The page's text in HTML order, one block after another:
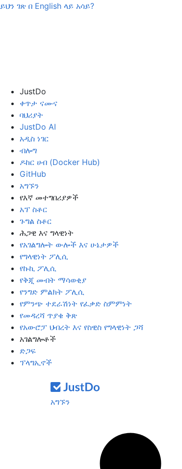
ይህን ገጽ በ English ላይ አሳይ?
JustDo
ቀጥታ ናሙና
ባህሪያት
JustDo AI
አዲስ ነገር
ብሎግ
ዶከር ሀብ (Docker Hub)
GitHub
አግኙን
የእኛ መተግበሪያዎች
አፕ ስቶር
ጉግል ስቶር
ሕጋዊ እና ግላዊነት
የአገልግሎት ውሎች እና ሁኔታዎች
የግላዊነት ፖሊሲ
የኩኪ ፖሊሲ
የቅጂ መብት ማሳወቂያ
የንግድ ምልክት ፖሊሲ
የምንጭ ተደራሽነት የፈቃድ ስምምነት
የመዳረሻ ጥያቄ ቅጽ
የአውሮፓ ህብረት እና የስዊስ የግላዊነት ጋሻ
አገልግሎቶች
ድጋፍ
ፕላግኢኖች
አግኙን